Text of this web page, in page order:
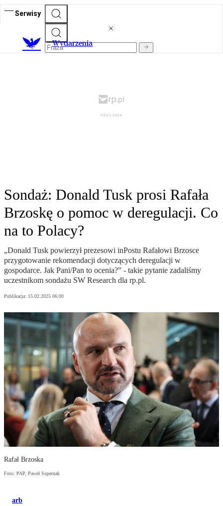
Serwisy
Wydarzenia
Sondaż: Donald Tusk prosi Rafała
Brzoskę o pomoc w deregulacji. Co
na to Polacy?
„Donald Tusk powierzył prezesowi inPostu Rafałowi Brzosce
przygotowanie rekomendacji dotyczących deregulacji w
gospodarce. Jak Pani/Pan to ocenia?” - takie pytanie zadaliśmy
uczestnikom sondażu SW Research dla rp.pl.
Publikacja: 15.02.2025 06:00
Rafał Brzoska
Foto: PAP, Paweł Supernak
arb